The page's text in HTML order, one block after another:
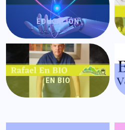
EDUCACIÓN
EN BIO